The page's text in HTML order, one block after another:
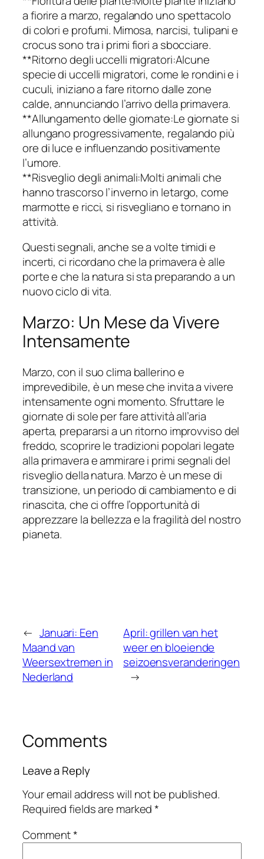
a fiorire a marzo, regalando uno spettacolo
di colori e profumi. Mimosa, narcisi, tulipani e
crocus sono tra i primi fiori a sbocciare.
**Ritorno degli uccelli migratori:Alcune
specie di uccelli migratori, come le rondini e i
cuculi, iniziano a fare ritorno dalle zone
calde, annunciando l’arrivo della primavera.
**Allungamento delle giornate:Le giornate si
allungano progressivamente, regalando più
ore di luce e influenzando positivamente
l’umore.
**Risveglio degli animali:Molti animali che
hanno trascorso l’inverno in letargo, come
marmotte e ricci, si risvegliano e tornano in
attività.
Questi segnali, anche se a volte timidi e
incerti, ci ricordano che la primavera è alle
porte e che la natura si sta preparando a un
nuovo ciclo di vita.
Marzo: Un Mese da Vivere
Intensamente
Marzo, con il suo clima ballerino e
imprevedibile, è un mese che invita a vivere
intensamente ogni momento. Sfruttare le
giornate di sole per fare attività all’aria
aperta, prepararsi a un ritorno improvviso del
freddo, scoprire le tradizioni popolari legate
alla primavera e ammirare i primi segnali del
risveglio della natura. Marzo è un mese di
transizione, un periodo di cambiamento e di
rinascita, che ci offre l’opportunità di
apprezzare la bellezza e la fragilità del nostro
pianeta.
← Januari: Een
Maand van
Weersextremen in
Nederland
April: grillen van het
weer en bloeiende
seizoensveranderingen
→
Comments
Leave a Reply
Your email address will not be published.
Required fields are marked*
Comment*